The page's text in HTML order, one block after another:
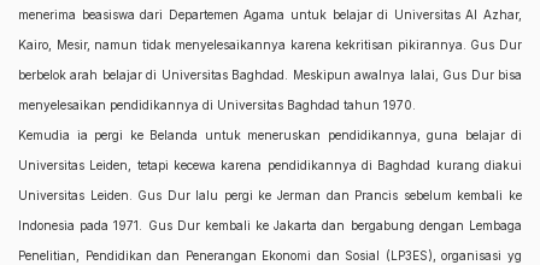
menerima beasiswa dari Departemen Agama untuk belajar di Universitas Al Azhar,
Kairo, Mesir, namun tidak menyelesaikannya karena kekritisan pikirannya. Gus Dur
berbelok arah belajar di Universitas Baghdad. Meskipun awalnya lalai, Gus Dur bisa
menyelesaikan pendidikannya di Universitas Baghdad tahun 1970.
Kemudia ia pergi ke Belanda untuk meneruskan pendidikannya, guna belajar di
Universitas Leiden, tetapi kecewa karena pendidikannya di Baghdad kurang diakui
Universitas Leiden. Gus Dur lalu pergi ke Jerman dan Prancis sebelum kembali ke
Indonesia pada 1971. Gus Dur kembali ke Jakarta dan bergabung dengan Lembaga
Penelitian, Pendidikan dan Penerangan Ekonomi dan Sosial (LP3ES), organisasi yg